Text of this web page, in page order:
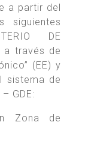
a partir del
DE
a través de
(EE) y
sistema de
GDE:
Zona de